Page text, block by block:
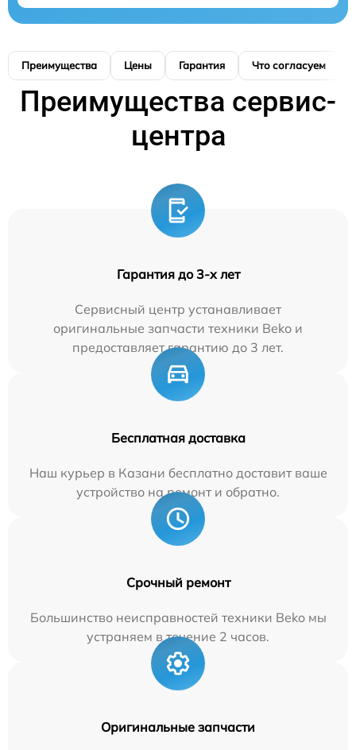
Преимущества Цены Гарантия Что согласуем
Преимущества сервис-
центра
Гарантия до 3-х лет
Сервисный центр устанавливает
оригинальные запчасти техники Beko и
предоставляет гарантию до 3 лет.
Бесплатная доставка
Наш курьер в Казани бесплатно доставит ваше
устройство на ремонт и обратно.
Срочный ремонт
Большинство неисправностей техники Beko мы
устраняем в течение 2 часов.
Оригинальные запчасти